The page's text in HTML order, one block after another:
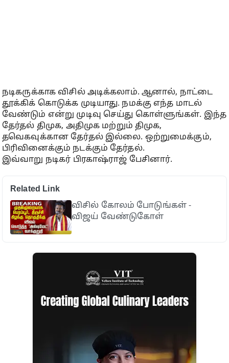
நடிகருக்காக விசில் அடிக்கலாம். ஆனால், நாட்டை
தூக்கிக் கொடுக்க முடியாது. நமக்கு எந்த மாடல்
வேண்டும் என்று முடிவு செய்து கொள்ளுங்கள். இந்த
தேர்தல் திமுக, அதிமுக மற்றும் திமுக,
தவெகவுக்கான தேர்தல் இல்லை. ஒற்றுமைக்கும்,
பிரிவினைக்கும் நடக்கும் தேர்தல்.
இவ்வாறு நடிகர் பிரகாஷ்ராஜ் பேசினார்.
Related Link
விசில் கோலம் போடுங்கள் -
விஜய் வேண்டுகோள்